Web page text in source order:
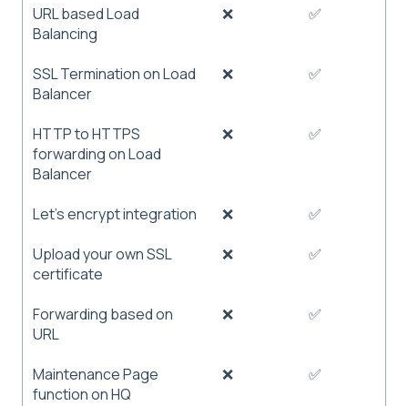
URL based Load
Balancing
❌ ✅
SSL Termination on Load
Balancer
❌ ✅
HTTP to HTTPS
forwarding on Load
Balancer
❌ ✅
Let's encrypt integration ❌
✅
Upload your own SSL
certificate
❌ ✅
Forwarding based on
URL
❌ ✅
Maintenance Page
function on HQ
❌ ✅